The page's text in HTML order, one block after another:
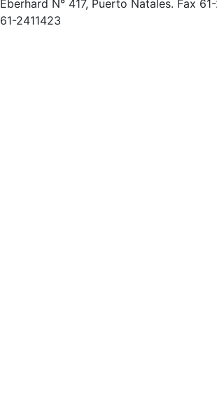
Eberhard N° 417, Puerto Natales. Fax
61-2411423